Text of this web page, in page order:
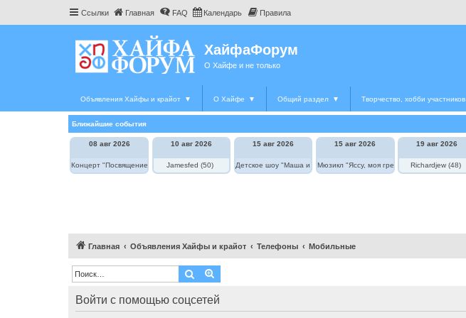
Ссылки Главная FAQ Календарь Правила
ХайфаФорум
О Хайфе и не только
Объявления Хайфы и крайот ▼ О Хайфе ▼ Общий раздел ▼ Творчество, хобби участников
Ближайшие события
08 авг 2026
Концерт "Посвящение Элле Фицджеральд"
10 авг 2026
Jamesfed (50)
15 авг 2026
Детское шоу "Маша и Медведь в цирке"
15 авг 2026
Мюзикл "Яссу, моя греческая любовь"
19 авг 2026
Richardjew (48)
Главная Объявления Хайфы и крайот Телефоны Мобильные
Поиск
Войти с помощью соцсетей